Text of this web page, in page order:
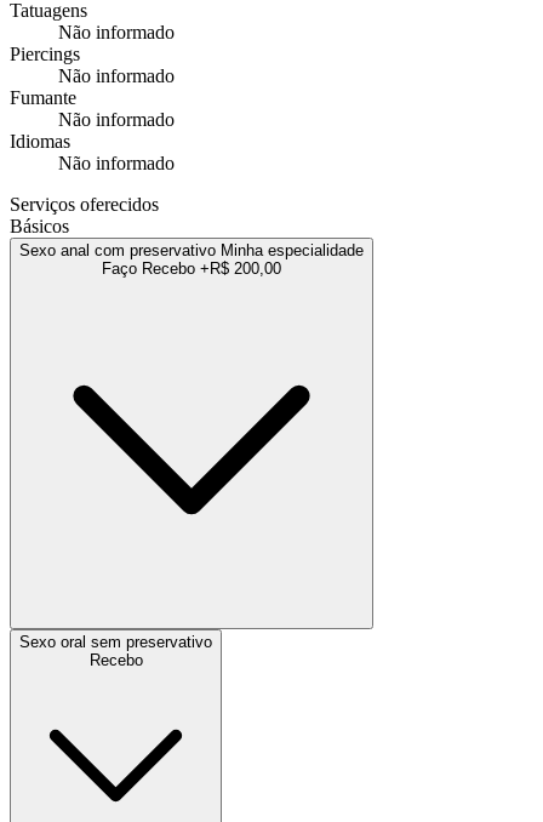
Tatuagens
Não informado
Piercings
Não informado
Fumante
Não informado
Idiomas
Não informado
Serviços oferecidos
Básicos
Sexo anal com preservativo Minha especialidade
Faço Recebo +R$ 200,00
Sexo oral sem preservativo
Recebo